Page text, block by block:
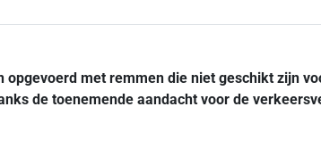
met remmen die niet geschikt zijn
de toenemende aandacht voor de